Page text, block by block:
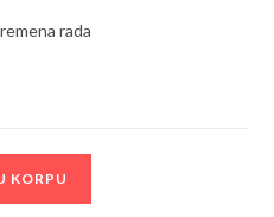
rada
KORPU